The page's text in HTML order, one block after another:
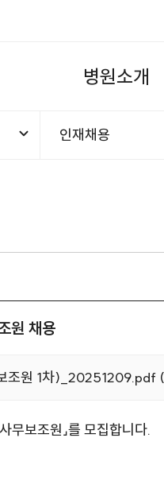
병원소개
인재채용
원 채용
조원 1차
무보조원」를 모집합니다.